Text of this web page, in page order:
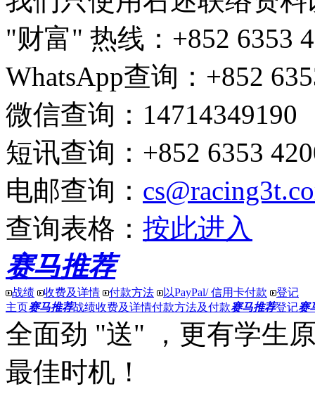
"财富" 热线 ：+852 6353
WhatsApp查询 ：+852
微信查询 ：14714349190
短讯查询 ：+852 6353
电邮查询 ：
查询表格 ： 按此进入
赛马推荐
战绩 收费及详情 付款方法 以PayPal/ 信用卡付款
登记
主页赛马推荐战绩收费及详情付款方法及付款赛马推荐登记赛
全面劲 "送" ，更有学生
最佳时机！